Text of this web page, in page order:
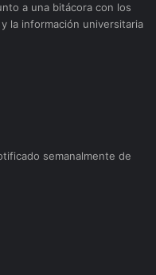
a una bitácora con los
la información universitaria
semanalmente de